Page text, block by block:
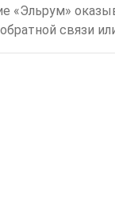
«Эльрум»
связи